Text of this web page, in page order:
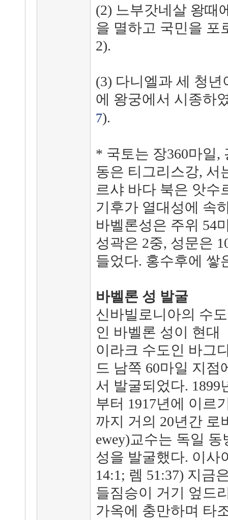
(2) 느부갓네살 왕때
을 멸하고 국민을 포
2).
(3) 다니엘과 세 청년
에 왕궁에서 시종하
7).
* 국토는 장360마일,
동은 티그리스강, 서
르샤 바다 북은 앗수
기후가 열대성에 속
바벨론성은 주위 54
성곽은 2중, 성문은
들었다. 홍수후에 쌓
바벨론 성 발굴
신바빌로니아의 수도
인 바벨론 성이 현대
이라크 수도인 바그
드 남쪽 60마일 지점
서 발굴되었다. 1899
부터 1917년에 이르
까지 거의 20년간 로
ewey)교수는 독일
성을 발굴했다. 이사
14:1; 렘 51:37) 지금
들짐승이 거기 엎드
가옥에 충만하며 타